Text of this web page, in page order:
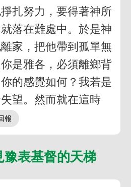
扎努力，要得著神所
落在難處中。於是神
家，把他帶到孤單無
是雅各，必須離鄉背
的感覺如何？我若是
望。然而就在這時
表基督的天梯